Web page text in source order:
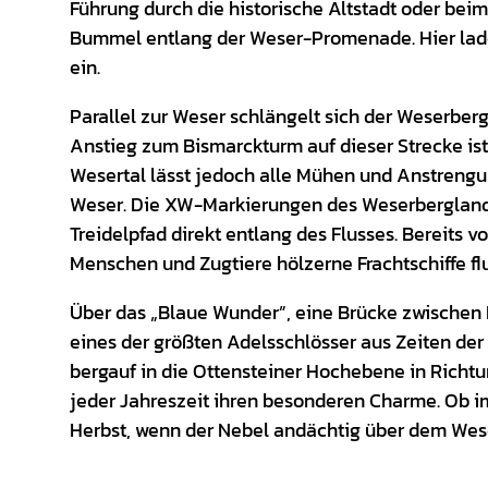
Führung durch die historische Altstadt oder
Bummel entlang der Weser-Promenade. Hier
ein.
Parallel zur Weser schlängelt sich der
Anstieg zum Bismarckturm auf dieser Strecke
Wesertal lässt jedoch alle Mühen und
Weser. Die XW-Markierungen des
Treidelpfad direkt entlang des Flusses. Bereits
Menschen und Zugtiere hölzerne Frachtschiffe
Über das „Blaue Wunder”, eine Brücke
eines der größten Adelsschlösser aus Zeiten
bergauf in die Ottensteiner Hochebene in
jeder Jahreszeit ihren besonderen Charme. Ob
Herbst, wenn der Nebel andächtig über dem